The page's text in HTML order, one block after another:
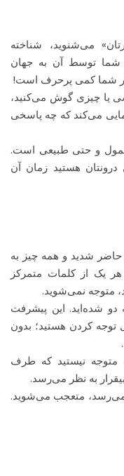
می‌شنوید، شناخته
توسط آن به جهان
شما کمی پرحرف است!
یا چیزی گوش می‌کنید،
می‌کند که چه پاسخی
معمول و حتی طبیعی است.
هستید زمان آن
حاضر شدید و همه چیز به
یک از کلمات متمرکز
متوجه نمی‌شوید.
شده‌اید. این پیشرفت
کردن هستید؛ بدون
متوجه نیستید که طرف
به نظر می‌رسد.
نمی‌رسد، متعجب می‌شوید.